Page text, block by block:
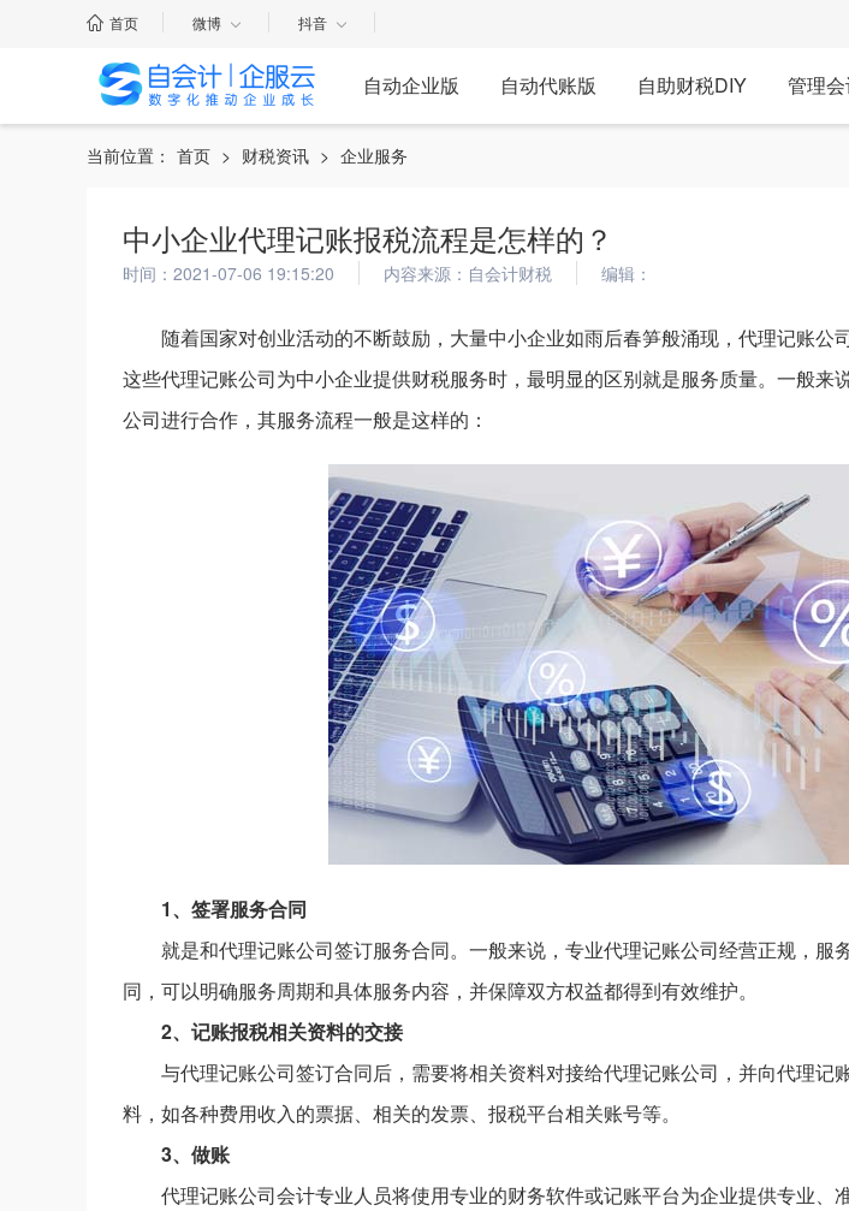
首页 微博 抖音
自动企业版 自动代账版 自助财税DIY 管理
当前位置： 首页 > 财税资讯 > 企业服务
中小企业代理记账报税流程是怎样的？
时间：2021-07-06 19:15:20 内容来源：自会计财税 编辑：
随着国家对创业活动的不断鼓励，大量中小企业如雨后春笋般涌现，代理记账公
这些代理记账公司为中小企业提供财税服务时，最明显的区别就是服务质量。一般来
公司进行合作，其服务流程一般是这样的：
1、签署服务合同
就是和代理记账公司签订服务合同。一般来说，专业代理记账公司经营正规，服
同，可以明确服务周期和具体服务内容，并保障双方权益都得到有效维护。
2、记账报税相关资料的交接
与代理记账公司签订合同后，需要将相关资料对接给代理记账公司，并向代理记
料，如各种费用收入的票据、相关的发票、报税平台相关账号等。
3、做账
代理记账公司会计专业人员将使用专业的财务软件或记账平台为企业提供专业、